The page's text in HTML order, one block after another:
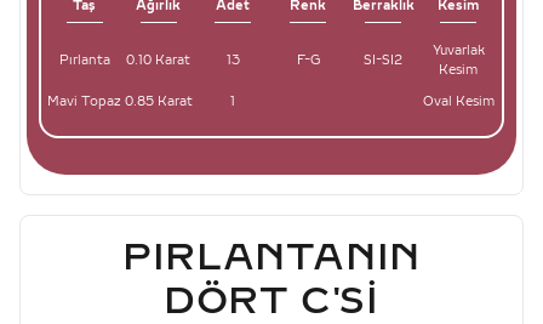
Taş Ağırlık Adet Renk Berraklık Kesim
Pırlanta 0.10 Karat 13 F-G SI-SI2
Yuvarlak
Kesim
Mavi Topaz 0.85 Karat 1 Oval Kesim
PIRLANTANIN
DÖRT C'SI